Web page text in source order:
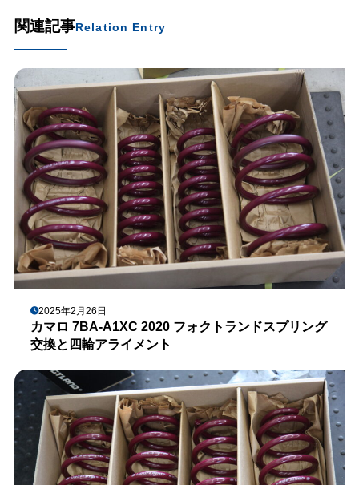
関連記事Relation Entry
2025年2月26日
カマロ 7BA-A1XC 2020 フォクトランドスプリング
交換と四輪アライメント